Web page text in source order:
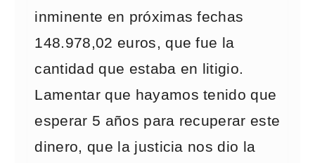
inminente en próximas fechas
148.978,02 euros, que fue la
cantidad que estaba en litigio.
Lamentar que hayamos tenido que
esperar 5 años para recuperar este
dinero, que la justicia nos dio la